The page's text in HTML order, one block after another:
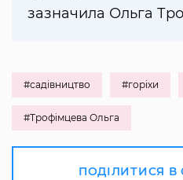
зазначила Ольга
#садівництво #горіхи
#Трофімцева Ольга
ПОДІЛИТИСЯ